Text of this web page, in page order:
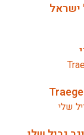
ישראל